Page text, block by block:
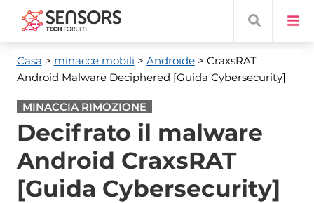
Casa > minacce mobili > Androide > CraxsRAT
Android Malware Deciphered [Guida Cybersecurity]
MINACCIA RIMOZIONE
Decifrato il malware
Android CraxsRAT
[Guida Cybersecurity]